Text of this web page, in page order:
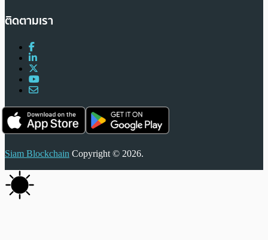
ติดตามเรา
Siam Blockchain Copyright © 2026.